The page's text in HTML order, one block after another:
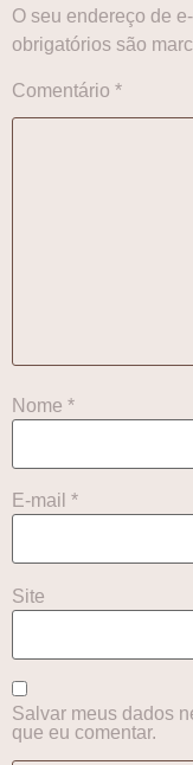
O seu endereço de
obrigatórios são
Comentário *
Nome *
E-mail *
Site
Salvar meus dados
que eu comentar.